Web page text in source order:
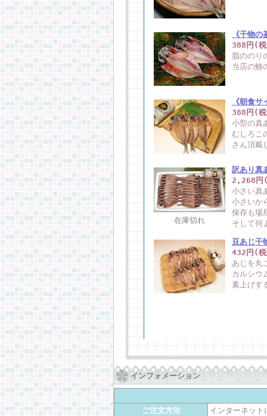
《干物
388円(
脂ののり
当店の鯵
《朝食
388円(
小型の真
むしろこ
さん頂戴
在庫切れ
訳あり真
2,268円
小さい真
小さいか
保存も場
そして何
豆あじ干
432円(
あじを丸
カルシウ
素上げす
インフォメーション
ご注文方法
インターネッ